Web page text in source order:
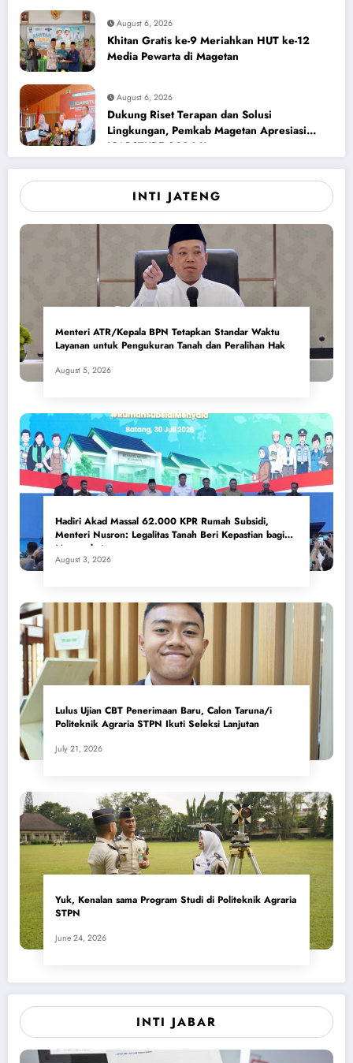
August 6, 2026
Khitan Gratis ke-9 Meriahkan HUT ke-12
Media Pewarta di Magetan
August 6, 2026
Dukung Riset Terapan dan Solusi
Lingkungan, Pemkab Magetan Apresiasi
ICAPSTURE 2026 Unesa
INTI JATENG
Menteri ATR/Kepala BPN Tetapkan Standar Waktu
Layanan untuk Pengukuran Tanah dan Peralihan Hak
August 5, 2026
Hadiri Akad Massal 62.000 KPR Rumah Subsidi,
Menteri Nusron: Legalitas Tanah Beri Kepastian bagi
Masyarakat
August 3, 2026
Lulus Ujian CBT Penerimaan Baru, Calon Taruna/i
Politeknik Agraria STPN Ikuti Seleksi Lanjutan
July 21, 2026
Yuk, Kenalan sama Program Studi di Politeknik Agraria
STPN
June 24, 2026
INTI JABAR